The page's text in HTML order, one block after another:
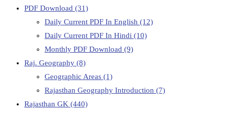
PDF Download (31)
Daily Current PDF In English (12)
Daily Current PDF In Hindi (10)
Monthly PDF Download (9)
Raj. Geography (8)
Geographic Areas (1)
Rajasthan Geography Introduction (7)
Rajasthan GK (440)